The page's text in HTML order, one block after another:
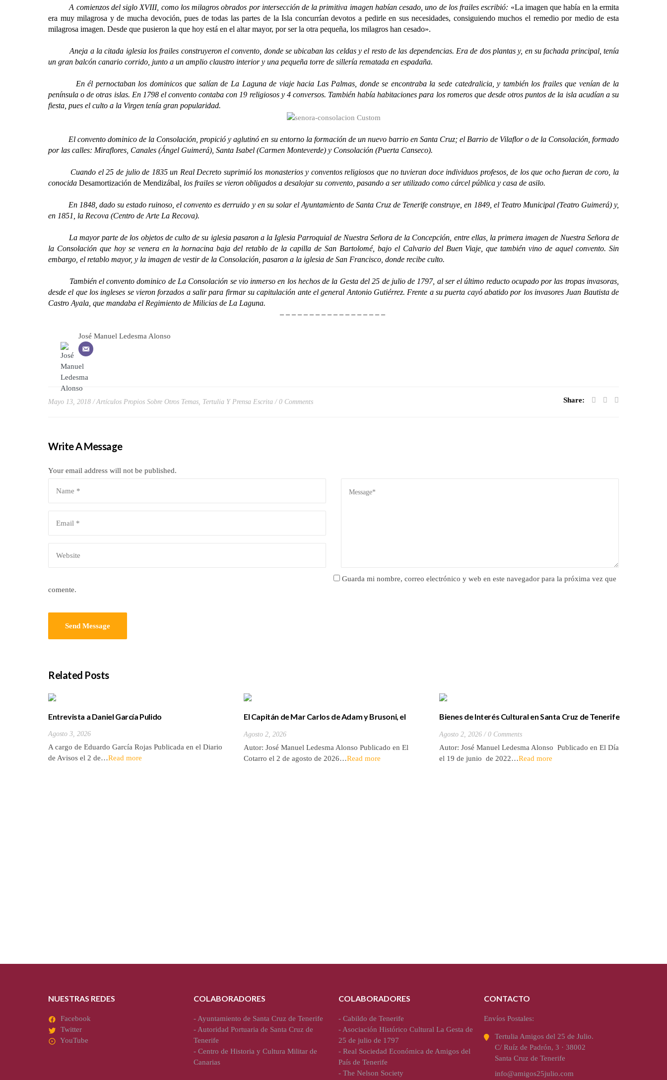
A comienzos del siglo XVIII, como los milagros obrados por intersección de la primitiva imagen habían cesado, uno de los frailes escribió: «La imagen que había en la ermita
era muy milagrosa y de mucha devoción, pues de todas las partes de la Isla concurrían devotos a pedirle en sus necesidades, consiguiendo muchos el remedio por medio de esta
milagrosa imagen. Desde que pusieron la que hoy está en el altar mayor, por ser la otra pequeña, los milagros han cesado».
Aneja a la citada iglesia los frailes construyeron el convento, donde se ubicaban las celdas y el resto de las dependencias. Era de dos plantas y, en su fachada principal, tenía
un gran balcón canario corrido, junto a un amplio claustro interior y una pequeña torre de sillería rematada en espadaña.
En él pernoctaban los dominicos que salían de La Laguna de viaje hacia Las Palmas, donde se encontraba la sede catedralicia, y también los frailes que venían de la
península o de otras islas. En 1798 el convento contaba con 19 religiosos y 4 conversos. También había habitaciones para los romeros que desde otros puntos de la isla acudían a su
fiesta, pues el culto a la Virgen tenía gran popularidad.
El convento dominico de la Consolación, propició y aglutinó en su entorno la formación de un nuevo barrio en Santa Cruz; el Barrio de Vilaflor o de la Consolación, formado
por las calles: Miraflores, Canales (Ángel Guimerá), Santa Isabel (Carmen Monteverde) y Consolación (Puerta Canseco).
Cuando el 25 de julio de 1835 un Real Decreto suprimió los monasterios y conventos religiosos que no tuvieran doce individuos profesos, de los que ocho fueran de coro, la
conocida Desamortización de Mendizábal , los frailes se vieron obligados a desalojar su convento, pasando a ser utilizado como cárcel pública y casa de asilo.
En 1848, dado su estado ruinoso, el convento es derruido y en su solar el Ayuntamiento de Santa Cruz de Tenerife construye, en 1849, el Teatro Municipal (Teatro Guimerá) y,
en 1851, la Recova (Centro de Arte La Recova).
La mayor parte de los objetos de culto de su iglesia pasaron a la Iglesia Parroquial de Nuestra Señora de la Concepción, entre ellas, la primera imagen de Nuestra Señora de
la Consolación que hoy se venera en la hornacina baja del retablo de la capilla de San Bartolomé, bajo el Calvario del Buen Viaje, que también vino de aquel convento. Sin
embargo, el retablo mayor, y la imagen de vestir de la Consolación, pasaron a la iglesia de San Francisco, donde recibe culto.
También el convento dominico de La Consolación se vio inmerso en los hechos de la Gesta del 25 de julio de 1797, al ser el último reducto ocupado por las tropas invasoras,
desde el que los ingleses se vieron forzados a salir para firmar su capitulación ante el general Antonio Gutiérrez. Frente a su puerta cayó abatido por los invasores Juan Bautista de
Castro Ayala, que mandaba el Regimiento de Milicias de La Laguna.
– – – – – – – – – – – – – – – – – –
José Manuel Ledesma Alonso
Mayo 13, 2018 Artículos Propios Sobre Otros Temas, Tertulia Y Prensa Escrita 0 Comments Share:
Write A Message
Your email address will not be published.
Guarda mi nombre, correo electrónico y web en este navegador para la próxima vez que
comente.
Related Posts
Entrevista a Daniel García Pulido
Agosto 3, 2026
A cargo de Eduardo García Rojas Publicada en el Diario
de Avisos el 2 de…Read more
El Capitán de Mar Carlos de Adam y Brusoni, el
Agosto 2, 2026
Autor: José Manuel Ledesma Alonso Publicado en El
Cotarro el 2 de agosto de 2026…Read more
Bienes de Interés Cultural en Santa Cruz de Tenerife
Agosto 2, 2026 0 Comments
Autor: José Manuel Ledesma Alonso Publicado en El Día
el 19 de junio de 2022…Read more
NUESTRAS REDES
Facebook
Twitter
YouTube
COLABORADORES
- Ayuntamiento de Santa Cruz de Tenerife
- Autoridad Portuaria de Santa Cruz de
Tenerife
- Centro de Historia y Cultura Militar de
Canarias
COLABORADORES
- Cabildo de Tenerife
- Asociación Histórico Cultural La Gesta de
25 de julio de 1797
- Real Sociedad Económica de Amigos del
País de Tenerife
- The Nelson Society
CONTACTO
Envíos Postales:
Tertulia Amigos del 25 de Julio.
C/ Ruíz de Padrón, 3 · 38002
Santa Cruz de Tenerife
info@amigos25julio.com